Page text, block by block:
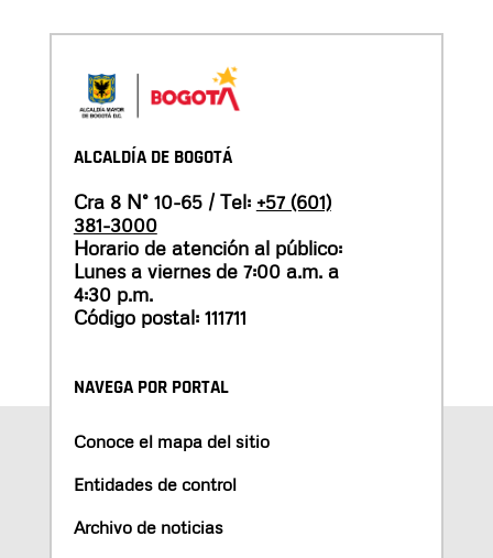
ALCALDÍA DE BOGOTÁ
Cra 8 N° 10-65 / Tel: +57 (601)
381-3000
Horario de atención al público:
Lunes a viernes de 7:00 a.m. a
4:30 p.m.
Código postal: 111711
NAVEGA POR PORTAL
Conoce el mapa del sitio
Entidades de control
Archivo de noticias